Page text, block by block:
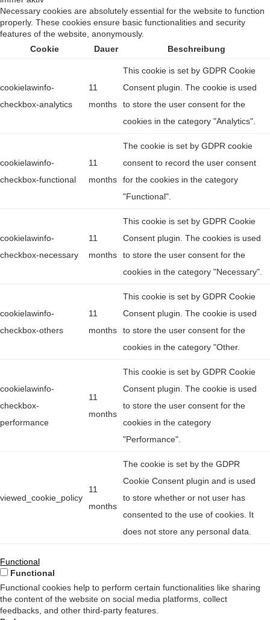
Necessary cookies are absolutely essential for the website to function
properly. These cookies ensure basic functionalities and security
features of the website, anonymously.
Cookie
Dauer Beschreibung
cookielawinfo-
checkbox-analytics
11
months
This cookie is set by GDPR Cookie
Consent plugin. The cookie is used
to store the user consent for the
cookies in the category "Analytics".
cookielawinfo-
checkbox-functional
11
months
The cookie is set by GDPR cookie
consent to record the user consent
for the cookies in the category
"Functional".
cookielawinfo-
checkbox-necessary
11
months
This cookie is set by GDPR Cookie
Consent plugin. The cookies is used
to store the user consent for the
cookies in the category "Necessary".
cookielawinfo-
checkbox-others
11
months
This cookie is set by GDPR Cookie
Consent plugin. The cookie is used
to store the user consent for the
cookies in the category "Other.
cookielawinfo-
checkbox-
performance
11
months
This cookie is set by GDPR Cookie
Consent plugin. The cookie is used
to store the user consent for the
cookies in the category
"Performance".
viewed_cookie_policy
11
months
The cookie is set by the GDPR
Cookie Consent plugin and is used
to store whether or not user has
consented to the use of cookies. It
does not store any personal data.
Functional
Functional
Functional cookies help to perform certain functionalities like sharing
the content of the website on social media platforms, collect
feedbacks, and other third-party features.